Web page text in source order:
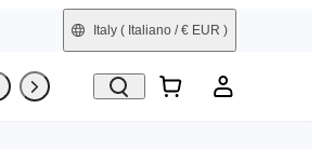
Italy ( Italiano / € EUR )
Ricondizionata